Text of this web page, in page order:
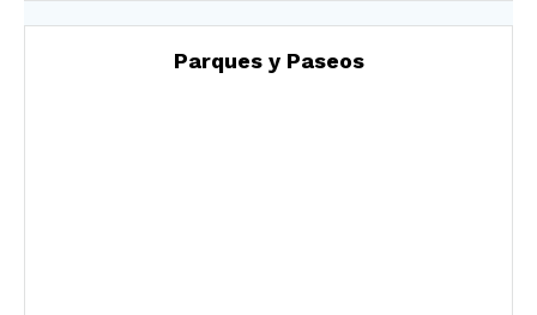
Parques y Paseos